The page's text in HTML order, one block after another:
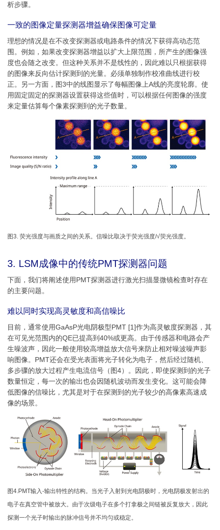
析步骤。
一致的图像定量探测器增益确保图像可定量
理想的情况是在不改变探测器或电路条件的情况下获得高动态范
围。例如，如果改变探测器增益以扩大上限范围，所产生的图像强
度也会随之改变。但这种关系并不是线性的，因此难以只根据获得
的图像来反向估计探测到的光量。必须单独制作校准曲线进行校
正。另一方面，图3中的线图显示了每幅图像上A线的亮度轮廓。使
用固定固定的探测器设置获得这些值时，可以根据任何图像的强度
来定量估算每个像素探测到的光子数量。
图3. 荧光强度与画质之间的关系。信噪比取决于荧光强度/√荧光强度。
3. LSM成像中的传统PMT探测器问题
下面，我们将阐述使用PMT探测器进行激光扫描显微镜检查时存在
的主要问题。
难以同时实现高灵敏度和高信噪比
目前，通常使用GaAsP光电阴极型PMT [1]作为高灵敏度探测器，其
在可见光范围内的QE已提高到40%或更高。由于传感器和电路会产
生噪波声，因此一般使用较高增益放大信号来防止相对噪波噪声影
响图像。PMT还会在受光表面将光子转化为电子，然后经过随机、
多步骤的放大过程产生电流信号（图4）。因此，即使探测到的光子
数量恒定，每一次的输出也会因随机波动而发生变化。这可能会降
低图像的信噪比，尤其是对于在探测到的光子较少的高像素高速成
像的场景。
图4.PMT输入-输出特性的结构。当光子入射到光电阴极时，光电阴极发射出的
电子在真空管中被放大。由于次级电子在多个打拿极之间链被反复放大，因此
探测一个光子时输出的脉冲信号并不均匀或稳定。